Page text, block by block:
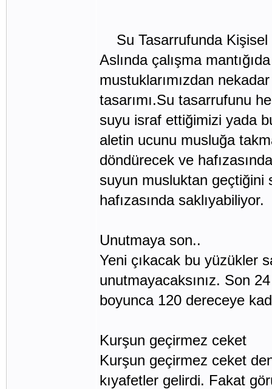
Su Tasarrufunda
Aslında çalışma
mustuklarımızdan
tasarımı.Su tasarrufunu
suyu israf ettiğimizi yada
aletin ucunu musluğa
döndürecek ve
suyun musluktan geçtiğini
hafızasında saklıyabiliyor.
Unutmaya son..
Yeni çıkacak bu yüzükler
unutmayacaksınız. Son
boyunca 120 dereceye
Kurşun geçirmez ceket
Kurşun geçirmez ceket
kıyafetler gelirdi. Fakat